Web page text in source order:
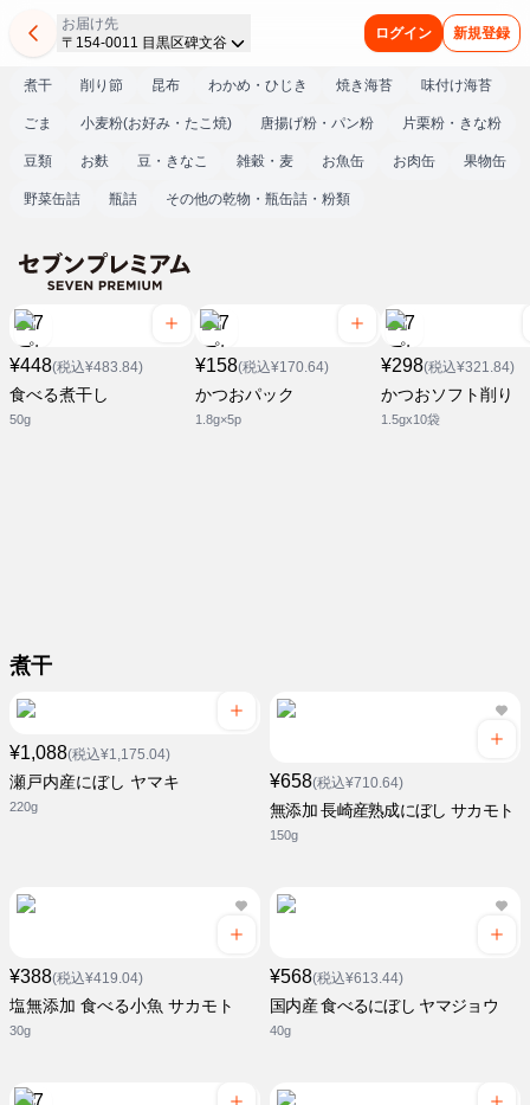
お届け先
〒154-0011 目黒区碑文谷
ログイン 新規登録
煮干 削り節 昆布 わかめ・ひじき 焼き海苔 味付け海苔
ごま 小麦粉(お好み・たこ焼) 唐揚げ粉・パン粉 片栗粉・きな粉
豆類 お麩 豆・きなこ 雑穀・麦 お魚缶 お肉缶 果物缶
野菜缶詰 瓶詰 その他の乾物・瓶缶詰・粉類
¥448(税込¥483.84)
食べる煮干し
50g
¥158(税込¥170.64)
かつおパック
1.8g×5p
¥298(税込¥321.84)
かつおソフト削り
1.5gx10袋
煮干
¥1,088(税込¥1,175.04)
瀬戸内産にぼし ヤマキ
220g
¥658(税込¥710.64)
無添加 長崎産熟成にぼし サカモト
150g
¥388(税込¥419.04)
塩無添加 食べる小魚 サカモト
30g
¥568(税込¥613.44)
国内産 食べるにぼし ヤマジョウ
40g